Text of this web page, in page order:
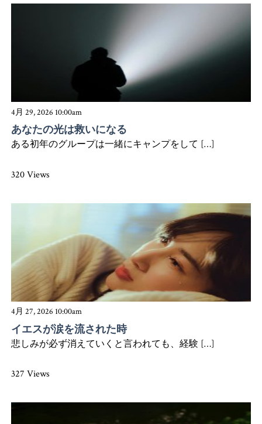
4月 29, 2026 10:00am
あなたの光は救いになる
ある初年のグループは一緒にキャンプをして […]
320 Views
4月 27, 2026 10:00am
イエスが涙を流された時
悲しみが必ず消えていくと言われても、経験 […]
327 Views